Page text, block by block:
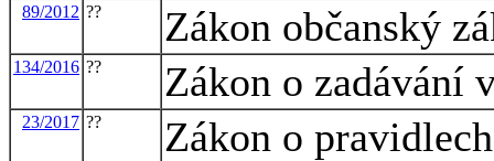
89/2012 ?? Zákon občanský
134/2016 ?? Zákon o zadávání
23/2017 ?? Zákon o